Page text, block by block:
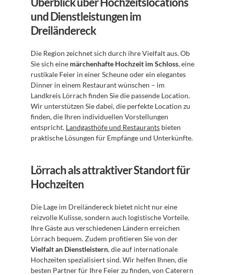
und Dienstleistungen im
Dreiländereck
Die Region zeichnet sich durch ihre Vielfalt aus. Ob
Sie sich eine märchenhafte Hochzeit im Schloss, eine
rustikale Feier in einer Scheune oder ein elegantes
Dinner in einem Restaurant wünschen – im
Landkreis Lörrach finden Sie die passende Location.
Wir unterstützen Sie dabei, die perfekte Location zu
finden, die Ihren individuellen Vorstellungen
entspricht. Landgasthöfe und Restaurants bieten
praktische Lösungen für Empfänge und Unterkünfte.
Lörrach als attraktiver Standort für
Hochzeiten
Die Lage im Dreiländereck bietet nicht nur eine
reizvolle Kulisse, sondern auch logistische Vorteile.
Ihre Gäste aus verschiedenen Ländern erreichen
Vielfalt an Dienstleistern, die auf internationale
Hochzeiten spezialisiert sind. Wir helfen Ihnen, die
besten Partner für Ihre Feier zu finden, von Caterern